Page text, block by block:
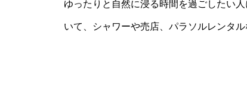
ゆったりと自然に浸る時間を過ごしたい
いて、シャワーや売店、パラソルレンタル